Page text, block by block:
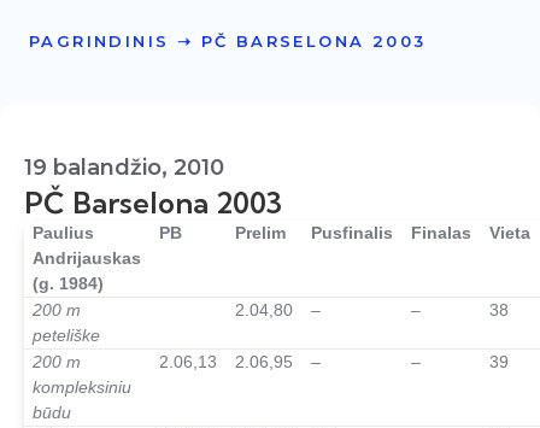
PAGRINDINIS ➝ PČ BARSELONA 2003
19 balandžio, 2010
PČ Barselona 2003
Paulius
Andrijauskas
(g. 1984)
PB Prelim Pusfinalis Finalas Vieta
200 m
peteliške
2.04,80 – – 38
200 m
kompleksiniu
būdu
2.06,13 2.06,95 – – 39